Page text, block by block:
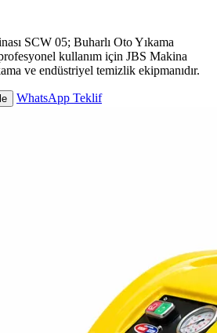
SCW 05; Buharlı Oto Yıkama
kullanım için JBS Makina
ve endüstriyel temizlik ekipmanıdır.
WhatsApp Teklif